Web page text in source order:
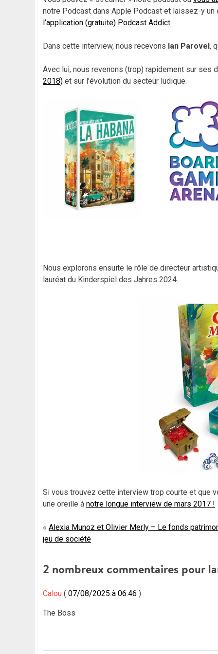
notre Podcast dans Apple Podcast et laissez-y un
l’application (gratuite) Podcast Addict.
Dans cette interview, nous recevons Ian Parovel ,
Avec lui, nous revenons (trop) rapidement sur
2018) et sur l’évolution du secteur ludique.
Nous explorons ensuite le rôle de directeur
lauréat du Kinderspiel des Jahres 2024.
Si vous trouvez cette interview trop courte et que
une oreille à notre longue interview de mars 2017 !
Navigation
de
l’article
Alexia Munoz et Olivier Merly – Le fonds
jeu de société
2 nombreux commentaires pour
Calou 07/08/2025 à 06:46
The Boss